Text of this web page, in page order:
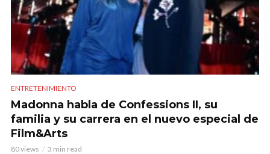
ENTRETENIMIENTO
Madonna habla de Confessions II, su
familia y su carrera en el nuevo especial de
Film&Arts
80 views 3 min read